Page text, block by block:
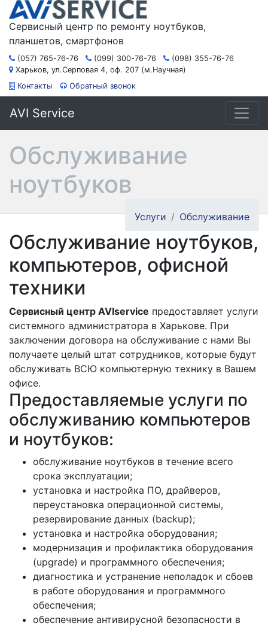
Сервисный центр по ремонту ноутбуков,
планшетов, смартфонов
(057) 765-76-76 (099) 300-76-76
(098) 355-76-76
Харьков, ул.Серповая 4, оф. 207 (м.Научная)
Контакты
Обратный звонок
AVI Service
Обслуживание
ноутбуков
Услуги Обслуживание
Обслуживание ноутбуков,
компьютеров, офисной
техники
Сервисный центр AVIservice предоставляет услуги
системного администратора в Харькове. При
заключении договора на обслуживание с нами Вы
получаете целый штат сотрудников, которые будут
обслуживать ВСЮ компьютерную технику в Вашем
офисе.
Предоставляемые услуги по
обслуживанию компьютеров
и ноутбуков:
обслуживание ноутбуков в течение всего
срока эксплуатации;
установка и настройка ПО, драйверов,
переустановка операционной системы,
резервирование данных (backup);
установка и настройка оборудования;
модернизация и профилактика оборудования
(upgrade) и программного обеспечения;
диагностика и устранение неполадок и сбоев
в работе оборудования и программного
обеспечения;
обеспечение антивирусной безопасности в